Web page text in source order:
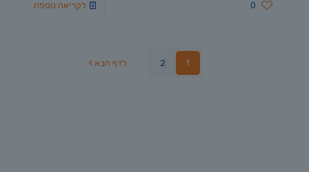
0 לקריאה נוספת
1
2 לדף הבא